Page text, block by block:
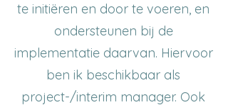
te initiëren en door te voeren, en
ondersteunen bij de
implementatie daarvan. Hiervoor
ben ik beschikbaar als
project-/interim manager. Ook